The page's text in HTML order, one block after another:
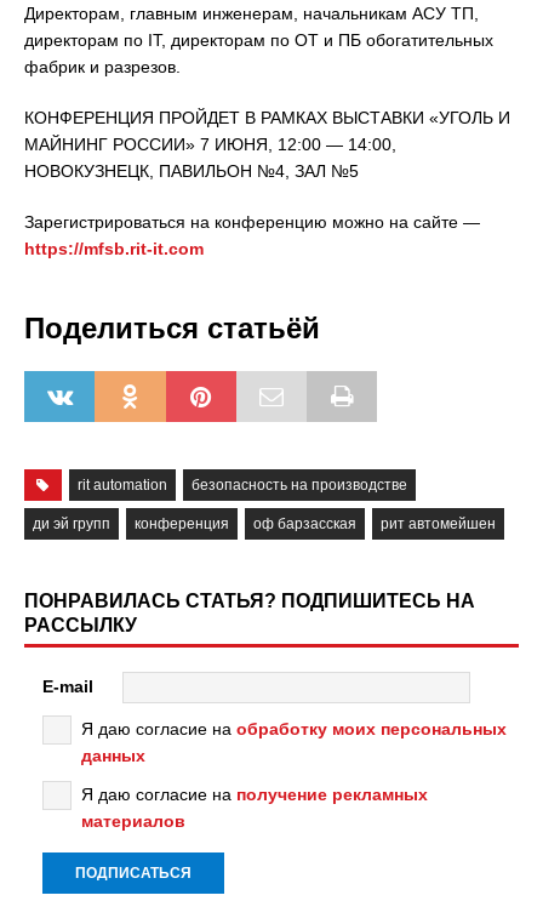
Директорам, главным инженерам, начальникам АСУ ТП,
директорам по IT, директорам по ОТ и ПБ обогатительных
фабрик и разрезов.
КОНФЕРЕНЦИЯ ПРОЙДЕТ В РАМКАХ ВЫСТАВКИ «УГОЛЬ И
МАЙНИНГ РОССИИ» 7 ИЮНЯ, 12:00 — 14:00,
НОВОКУЗНЕЦК, ПАВИЛЬОН №4, ЗАЛ №5
Зарегистрироваться на конференцию можно на сайте —
https://mfsb.rit-it.com
Поделиться статьёй
rit automation безопасность на производстве
ди эй групп конференция оф барзасская рит автомейшен
ПОНРАВИЛАСЬ СТАТЬЯ? ПОДПИШИТЕСЬ НА
РАССЫЛКУ
E-mail
Я даю согласие на обработку моих персональных
данных
Я даю согласие на получение рекламных
материалов